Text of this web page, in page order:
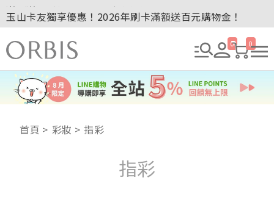
玉山卡友獨享優惠！2026年刷卡滿額送百元購物金！
2027年清新會員募集開跑！
全新回饋！聯邦卡友刷卡滿額送百元購物金！
贈品贈畢公告：ORBIS大理石紋午茶杯
贈品贈畢公告：ORBIS針織手提袋
0 0
首頁 彩妝 指彩
指彩